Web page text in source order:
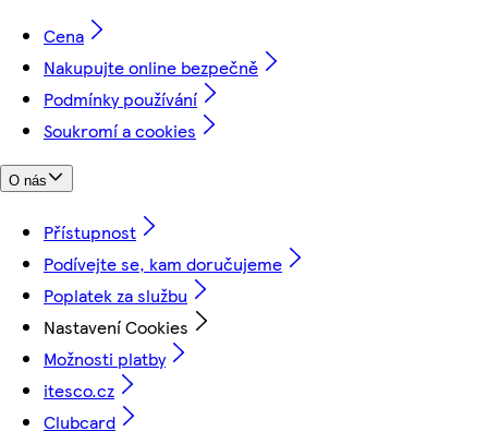
Cena
Nakupujte online bezpečně
Podmínky používání
Soukromí a cookies
O nás
Přístupnost
Podívejte se, kam doručujeme
Poplatek za službu
Nastavení Cookies
Možnosti platby
itesco.cz
Clubcard